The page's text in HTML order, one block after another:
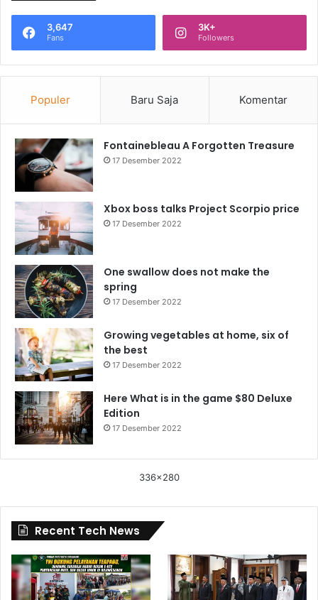
3,647
Fans
3K+
Followers
Populer Baru Saja Komentar
Fontainebleau A Forgotten Treasure
17 Desember 2022
Xbox boss talks Project Scorpio price
17 Desember 2022
One swallow does not make the
spring
17 Desember 2022
Growing vegetables at home, six of
the best
17 Desember 2022
Here What is in the game $80 Deluxe
Edition
17 Desember 2022
336x280
Recent Tech News